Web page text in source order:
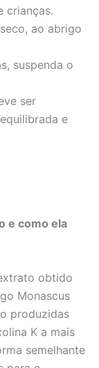
crianças.
ao abrigo
suspenda o
ser
e
e como ela
obtido
Monascus
produzidas
K a mais
semelhante